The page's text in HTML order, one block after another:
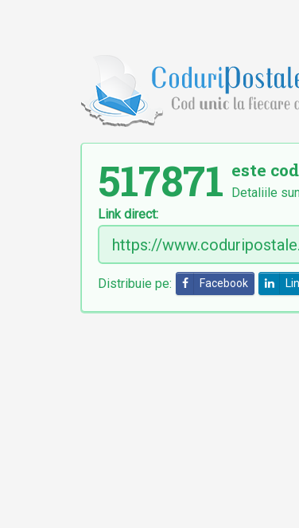
517871 este
Detaliile
Link direct:
Distribuie pe: Facebook